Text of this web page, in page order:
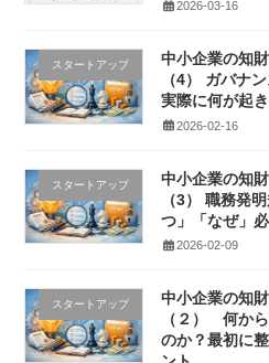
2026-03-16
スタートアップ
中小企業の知
（4） ガバナ
実際に何が起
2026-02-16
スタートアップ
中小企業の知
（3） 職務発
つ」「なぜ」
2026-02-09
スタートアップ
中小企業の知
（２） 何か
のか？最初に